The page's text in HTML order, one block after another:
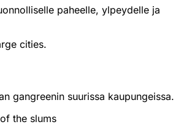
paheelle, ylpeydelle ja
cities.
gangreenin suurissa kaupungeissa.
the slums